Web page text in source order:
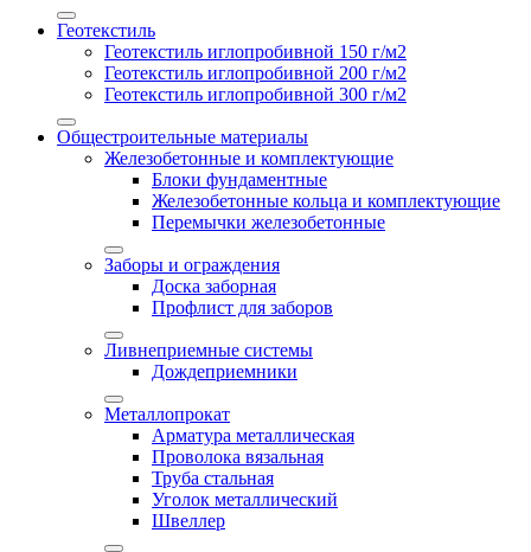
Геотекстиль
Геотекстиль иглопробивной 150 г/м2
Геотекстиль иглопробивной 200 г/м2
Геотекстиль иглопробивной 300 г/м2
Общестроительные материалы
Железобетонные и комплектующие
Блоки фундаментные
Железобетонные кольца и комплектующие
Перемычки железобетонные
Заборы и ограждения
Доска заборная
Профлист для заборов
Ливнеприемные системы
Дождеприемники
Металлопрокат
Арматура металлическая
Проволока вязальная
Труба стальная
Уголок металлический
Швеллер